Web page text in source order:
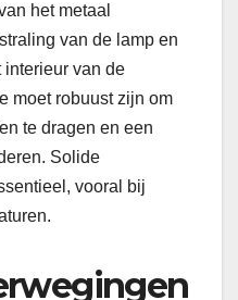
het metaal
van de lamp en
interieur van de
moet robuust zijn om
te dragen en een
Solide
vooral bij